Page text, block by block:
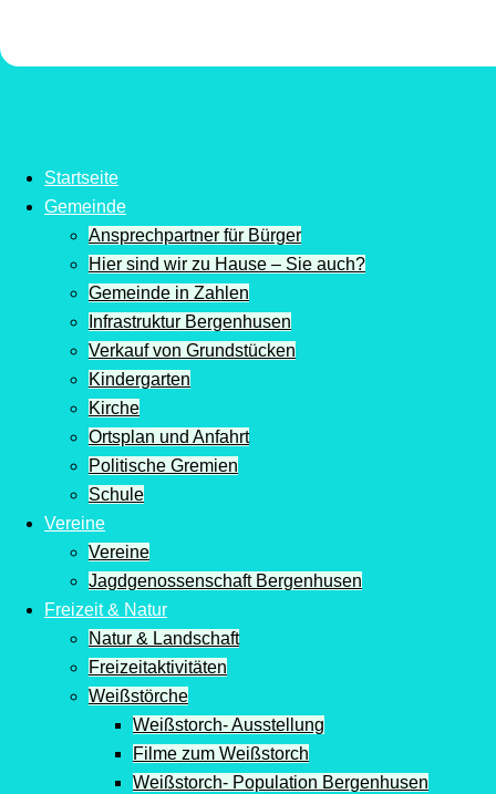
Startseite
Gemeinde
Ansprechpartner für Bürger
Hier sind wir zu Hause – Sie auch?
Gemeinde in Zahlen
Infrastruktur Bergenhusen
Verkauf von Grundstücken
Kindergarten
Kirche
Ortsplan und Anfahrt
Politische Gremien
Schule
Vereine
Vereine
Jagdgenossenschaft Bergenhusen
Freizeit & Natur
Natur & Landschaft
Freizeitaktivitäten
Weißstörche
Weißstorch- Ausstellung
Filme zum Weißstorch
Weißstorch- Population Bergenhusen